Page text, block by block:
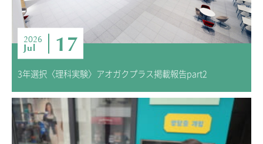
志願者速報
合格者発表
学校説明会
入試結果
入学金・学費等一覧
入試問題
学校案内
公開行事の紹介
編入学・転入学試験
よくあるご質問
2026
Jul 17
3年選択〈理科実験〉アオガクプラス掲載報告part2